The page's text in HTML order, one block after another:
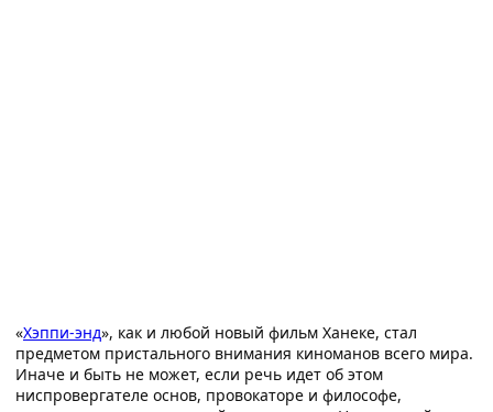
«Хэппи-энд», как и любой новый фильм Ханеке, стал
предметом пристального внимания киноманов всего мира.
Иначе и быть не может, если речь идет об этом
ниспровергателе основ, провокаторе и философе,